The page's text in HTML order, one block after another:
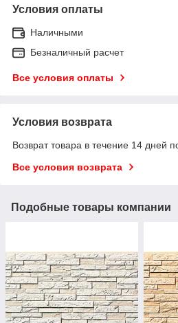
Условия оплаты
Наличными
Безналичный расчет
Все условия оплаты
Условия возврата
Возврат товара в течение 14 дней
Все условия возврата
Подобные товары компании